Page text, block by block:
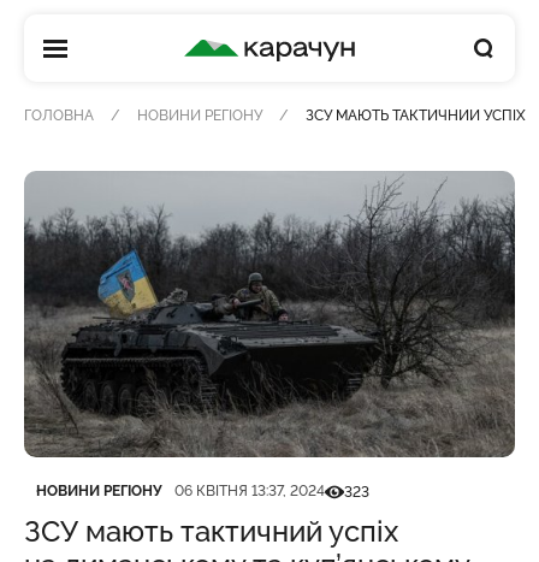
КАРАЧУН
ГОЛОВНА НОВИНИ РЕГІОНУ ЗСУ МАЮТЬ ТАКТИЧНИЙ УСПІХ
Категорія
НОВИНИ РЕГІОНУ
Дата публікації 06 КВІТНЯ 13:37, 2024Кількість переглядів
323
ЗСУ мають тактичний успіх